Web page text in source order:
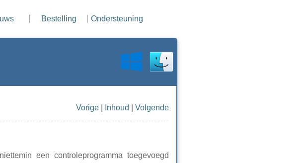
Bestelling Ondersteuning
Vorige Inhoud Volgende
een controleprogramma toegevoegd